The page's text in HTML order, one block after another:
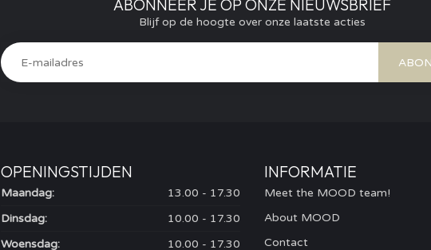
ABONNEER JE OP ONZE NIEUWSBRIEF
Blijf op de hoogte over onze laatste acties
OPENINGSTIJDEN
Maandag:
13.00 - 17.30
Dinsdag:
10.00 - 17.30
Woensdag:
10.00 - 17.30
INFORMATIE
Meet the MOOD team!
About MOOD
Contact